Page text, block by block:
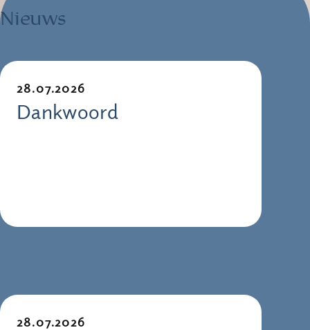
Nieuws
28.07.2026
Dankwoord
28.07.2026